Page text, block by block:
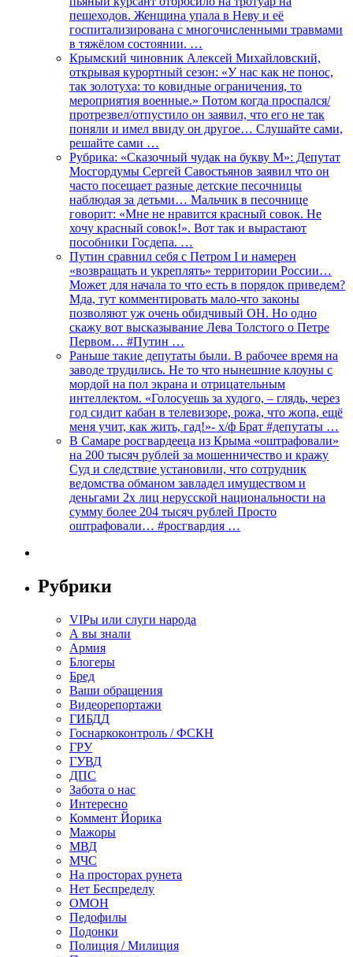
пешеходов. Женщина упала в Неву и её
госпитализирована с многочисленными травмами
в тяжёлом состоянии. …
Крымский чиновник Алексей Михайловский,
открывая курортный сезон: «У нас как не понос,
так золотуха: то ковидные ограничения, то
мероприятия военные.» Потом когда проспался/
протрезвел/отпустило он заявил, что его не так
поняли и имел ввиду он другое… Слушайте сами,
решайте сами …
Рубрика: «Сказочный чудак на букву М»: Депутат
Мосгордумы Сергей Савостьянов заявил что он
часто посещает разные детские песочницы
наблюдая за детьми… Мальчик в песочнице
говорит: «Мне не нравится красный совок. Не
хочу красный совок!». Вот так и вырастают
пособники Госдепа. …
Путин сравнил себя с Петром I и намерен
«возвращать и укреплять» территории России…
Может для начала то что есть в порядок приведем?
Мда, тут комментировать мало-что законы
позволяют уж очень обидчивый ОН. Но одно
скажу вот высказывание Лева Толстого о Петре
Первом… #Путин …
Раньше такие депутаты были. В рабочее время на
заводе трудились. Не то что нынешние клоуны с
мордой на пол экрана и отрицательным
интеллектом. «Голосуешь за худого, – глядь, через
год сидит кабан в телевизоре, рожа, что жопа, ещё
меня учит, как жить, гад!»- х/ф Брат #депутаты …
В Самаре росгвардееца из Крыма «оштрафовали»
на 200 тысяч рублей за мошенничество и кражу
Суд и следствие установили, что сотрудник
ведомства обманом завладел имуществом и
деньгами 2х лиц нерусской национальности на
сумму более 204 тысяч рублей Просто
оштрафовали… #росгвардия …
Рубрики
VIPы или слуги народа
А вы знали
Армия
Блогеры
Бред
Ваши обращения
Видеорепортажи
ГИБДД
Госнаркоконтроль / ФСКН
ГРУ
ГУВД
ДПС
Забота о нас
Интересно
Коммент Йорика
Мажоры
МВД
МЧС
На просторах рунета
Нет Беспределу
ОМОН
Педофилы
Подонки
Полиция / Милиция